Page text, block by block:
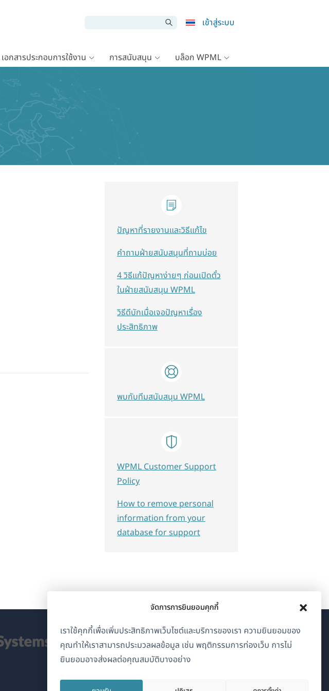
จัดการการยินยอมคุกกี้
เราใช้คุกกี้เพื่อเพิ่มประสิทธิภาพเว็บไซต์และบริการของเรา ความยินยอมของ
คุณทำให้เราสามารถประมวลผลข้อมูล เช่น พฤติกรรมการท่องเว็บ การไม่
ยินยอมอาจส่งผลต่อคุณสมบัติบางอย่าง
เข้าสู่ระบบ
เอกสารประกอบการใช้งาน การสนับสนุน บล็อก WPML
ปัญหาที่รายงานและวิธีแก้ไข
คำถามฝ่ายสนับสนุนที่ถามบ่อย
4 วิธีแก้ปัญหาง่ายๆ ก่อนเปิดตั๋ว
ในฝ่ายสนับสนุน WPML
วิธีดีบักเมื่อเจอปัญหาเรื่อง
ประสิทธิภาพ
พบกับทีมสนับสนุน WPML
WPML Customer Support
Policy
How to remove personal
information from your
database for support
เกี่ยวกับ WPML
GDPR และนโยบายความเป็นส่วนตัว